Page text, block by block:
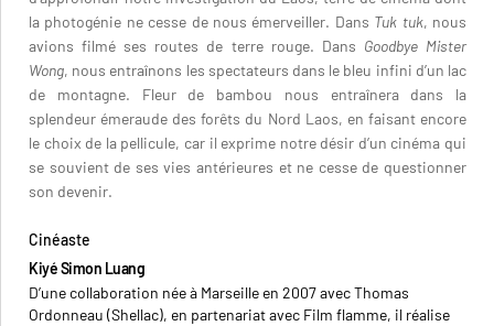
la photogénie ne cesse de nous émerveiller. Dans Tuk tuk, nous
avions filmé ses routes de terre rouge. Dans Goodbye Mister
Wong, nous entraînons les spectateurs dans le bleu infini d’un lac
de montagne. Fleur de bambou nous entraînera dans la
splendeur émeraude des forêts du Nord Laos, en faisant encore
le choix de la pellicule, car il exprime notre désir d’un cinéma qui
se souvient de ses vies antérieures et ne cesse de questionner
son devenir.
Cinéaste
Kiyé Simon Luang
D’une collaboration née à Marseille en 2007 avec Thomas
Ordonneau (Shellac), en partenariat avec Film flamme, il réalise